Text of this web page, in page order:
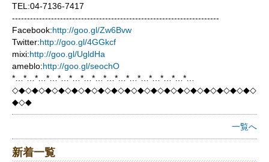
TEL:04-7136-7417
---------------------------------------------------------------------
Facebook:http://goo.gl/Zw6Bvw
Twitter:http://goo.gl/4GGkcf
mixi:http://goo.gl/UgldHa
ameblo:http://goo.gl/seochO
*…*…*…*…*…*…*…*…*…*…*…*…*…*…*…*…
◇◆◇◆◇◆◇◆◇◆◇◆◇◆◇◆◇◆◇◆◇◆◇◆◇◆◇◆◇◆◇◆◇◆◇◆◇
◆◇◆
一覧へ
新着一覧